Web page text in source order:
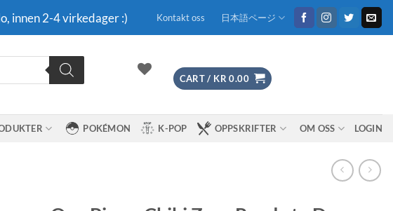
innen 2-4 virkedager :) Kontakt oss 日本語ページ
CART / KR 0.00
POKÉMON K-POP OPPSKRIFTER OM OSS LOGIN